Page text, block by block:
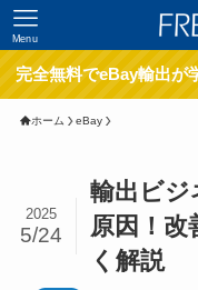
Menu
完全無料でeBay輸出が
ホーム eBay
輸出ビ
原因！改
く解説
2025
5/24